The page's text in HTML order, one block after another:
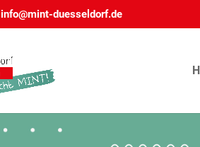
info@mint-duesseldorf.de